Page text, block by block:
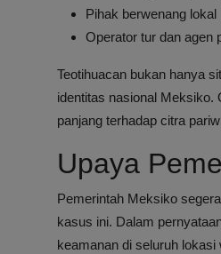
Pihak berwenang
Operator tur dan agen
Teotihuacan bukan hanya
identitas nasional Meksiko.
panjang terhadap citra
Upaya
Pemerintah Meksiko
kasus ini. Dalam
keamanan di seluruh lokasi